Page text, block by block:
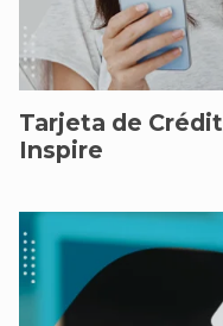
Tarjeta de
Inspire